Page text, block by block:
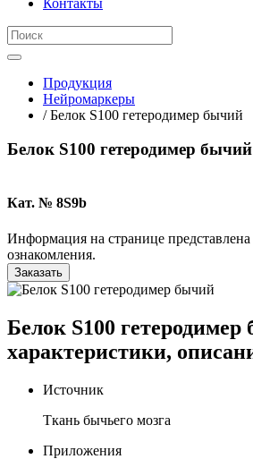
Продукция
Нейромаркеры
/ Белок S100 гетеродимер бычий
Белок S100 гетеродимер бычий
Кат. № 8S9b
Информация на странице
ознакомления.
Заказать
Белок S100
характеристики,
Источник
Ткань бычьего мозга
Приложения